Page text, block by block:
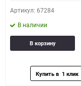
Артикул: 67284
В наличии
В корзину